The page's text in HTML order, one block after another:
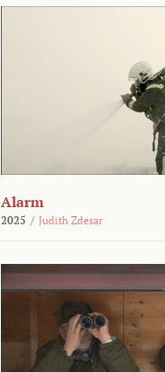
Alarm
2025 / Judith Zdesar